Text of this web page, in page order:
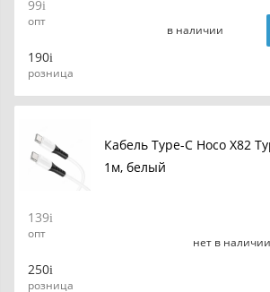
99
опт
190
розница
в наличии
Кабель Type-C Hoco X82
1м, белый
139
опт
250
розница
нет в наличии